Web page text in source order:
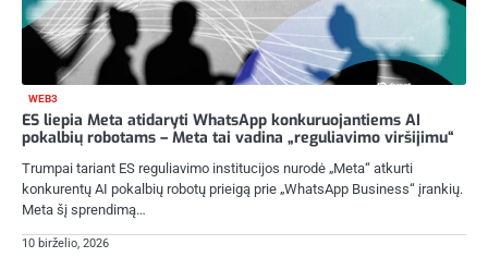
WEB3
ES liepia Meta atidaryti WhatsApp konkuruojantiems AI
pokalbių robotams – Meta tai vadina „reguliavimo viršijimu“
Trumpai tariant ES reguliavimo institucijos nurodė „Meta“ atkurti
konkurentų AI pokalbių robotų prieigą prie „WhatsApp Business“ įrankių.
Meta šį sprendimą…
10 birželio, 2026